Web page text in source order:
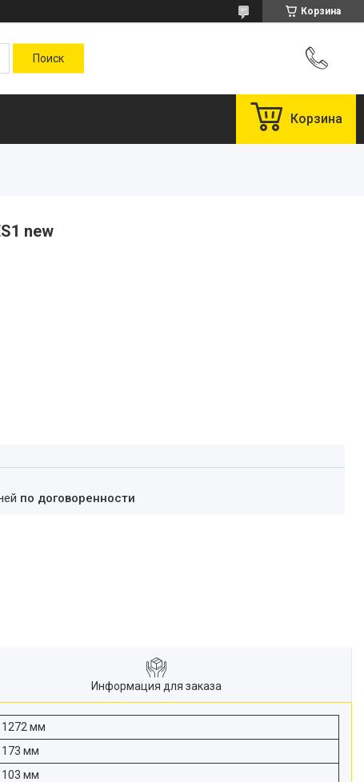
Корзина
Корзина
new
по договоренности
Информация для заказа
1272 мм
173 мм
103 мм